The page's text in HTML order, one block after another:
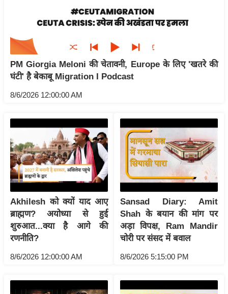
ज
त
वि
शे
ज्ञ
य
ब
ज
खे
ल
क्रि
ट
PM Giorgia Meloni की चेतावनी, Europe के लिए 'खतरे की
घंटी' है बेकाबू Migration I Podcast
8/6/2026 12:00:00 AM
Akhilesh को क्यों याद आए
ब्राह्मण? अयोध्या से हुई
शुरुआत...क्या है आगे की
रणनीति?
8/6/2026 12:00:00 AM
Sansad Diary: Amit
Shah के बयान की मांग पर
अड़ा विपक्ष, Ram Mandir
चोरी पर संसद में बवाल
8/6/2026 5:15:00 PM